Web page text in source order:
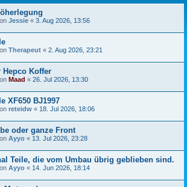
Jessie « 3. Aug 2026, 13:56
Therapeut « 2. Aug 2026, 23:21
Koffer
Maad « 26. Jul 2026, 13:30
XF650 BJ1997
reteidw « 18. Jul 2026, 18:06
oder ganze Front
Ayyo « 13. Jul 2026, 23:28
Teile, die vom Umbau übrig geblieben sind.
Ayyo « 14. Jun 2026, 18:14